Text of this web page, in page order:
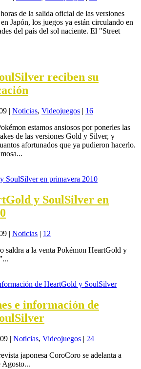
de la salida oficial de las versiones
Japón, los juegos ya están circulando en
del país del sol naciente. El "Street
reciben su
| Noticias, Videojuegos | 16
estamos ansiosos por ponerles las
de las versiones Gold y Silver, y
afortunados que ya pudieron hacerlo.
y SoulSilver en
| Noticias | 12
saldra a la venta Pokémon HeartGold y
e información de
| Noticias, Videojuegos | 24
japonesa CoroCoro se adelanta a
Agosto...